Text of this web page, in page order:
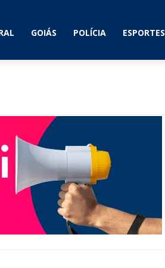
GOIÁS POLÍCIA ESPORTES